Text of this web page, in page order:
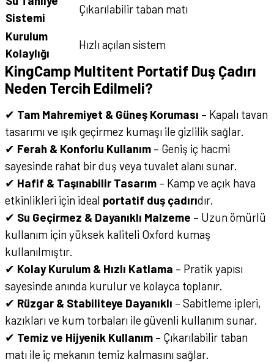
Sistemi
Çıkarılabilir taban matı
Kurulum
Kolaylığı
Hızlı açılan sistem
KingCamp Multitent Portatif Duş Çadırı
Neden Tercih Edilmeli?
✔ Tam Mahremiyet & Güneş Koruması – Kapalı tavan
tasarımı ve ışık geçirmez kumaşı ile gizlilik sağlar.
✔ Ferah & Konforlu Kullanım– Geniş iç hacmi
sayesinde rahat bir duş veya tuvalet alanı sunar.
✔ Hafif & Taşınabilir Tasarım– Kamp ve açık hava
etkinlikleri için ideal portatif duş çadırıdır.
✔ Su Geçirmez & Dayanıklı Malzeme – Uzun ömürlü
kullanım için yüksek kaliteli Oxford kumaş
kullanılmıştır.
✔ Kolay Kurulum & Hızlı Katlama – Pratik yapısı
sayesinde anında kurulur ve kolayca toplanır.
✔ Rüzgar & Stabiliteye Dayanıklı – Sabitleme ipleri,
kazıkları ve kum torbaları ile güvenli kullanım sunar.
✔ Temiz ve Hijyenik Kullanım– Çıkarılabilir taban
matı ile iç mekanın temiz kalmasını sağlar.